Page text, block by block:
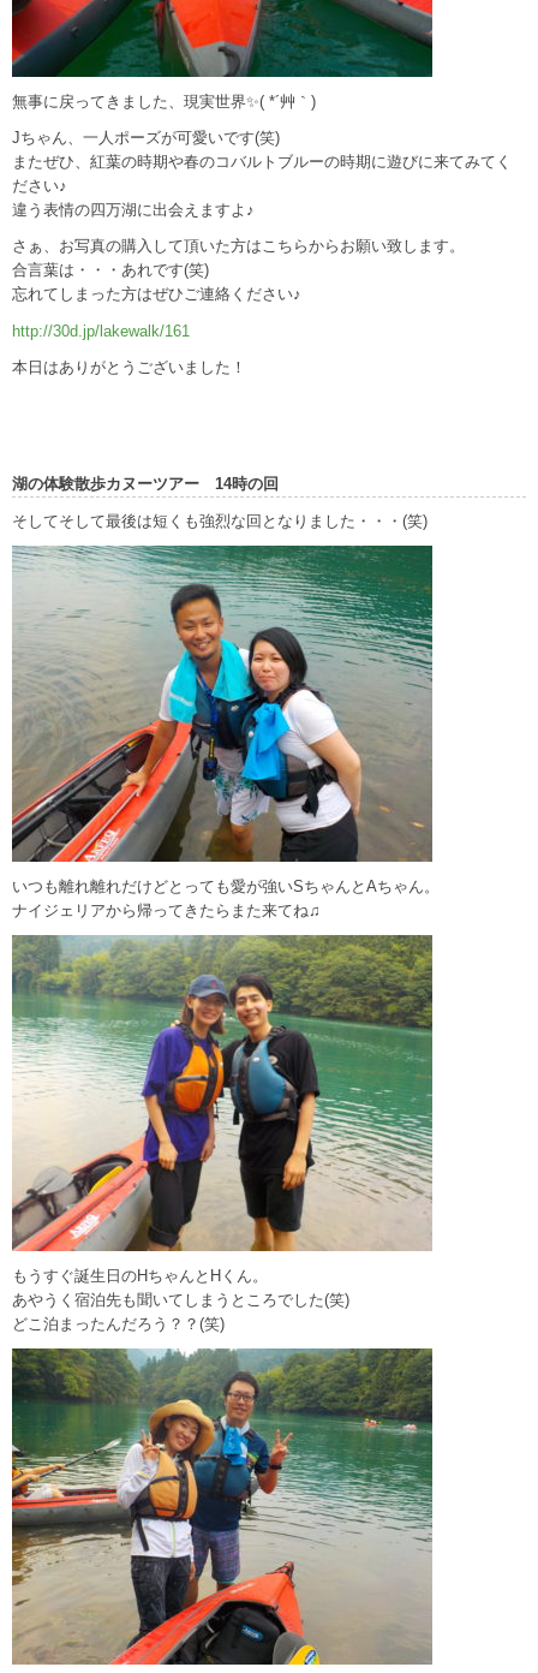
無事に戻ってきました、現実世界✨( *´艸｀)
Jちゃん、一人ポーズが可愛いです(笑)
またぜひ、紅葉の時期や春のコバルトブルーの時期に遊びに来てみてく
ださい♪
違う表情の四万湖に出会えますよ♪
さぁ、お写真の購入して頂いた方はこちらからお願い致します。
合言葉は・・・あれです(笑)
忘れてしまった方はぜひご連絡ください♪
http://30d.jp/lakewalk/161
本日はありがとうございました！
湖の体験散歩カヌーツアー 14時の回
そしてそして最後は短くも強烈な回となりました・・・(笑)
いつも離れ離れだけどとっても愛が強いSちゃんとAちゃん。
ナイジェリアから帰ってきたらまた来てね♫
もうすぐ誕生日のHちゃんとHくん。
あやうく宿泊先も聞いてしまうところでした(笑)
どこ泊まったんだろう？？(笑)